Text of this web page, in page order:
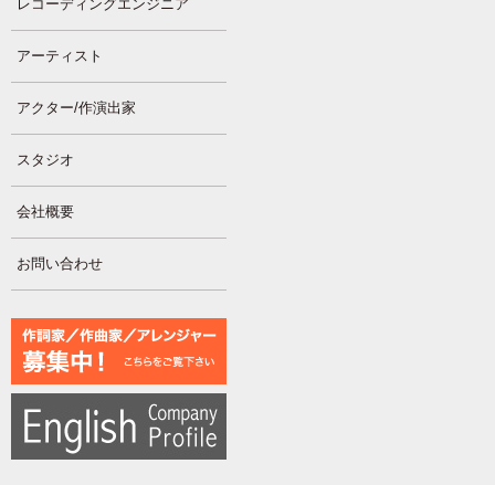
レコーディングエンジニア
アーティスト
アクター/作演出家
スタジオ
会社概要
お問い合わせ